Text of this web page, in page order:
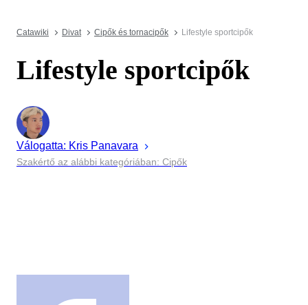
Catawiki Divat Cipők és tornacipők Lifestyle sportcipők
Lifestyle sportcipők
Válogatta: Kris Panavara
Szakértő az alábbi kategóriában: Cipők